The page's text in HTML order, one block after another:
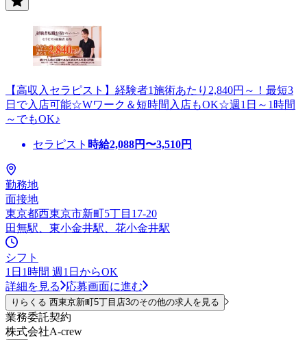
【高収入セラピスト】経験者1施術あたり2,840円～！最短3
日で入店可能☆Wワーク＆短時間入店もOK☆週1日～1時間
～でもOK♪
セラピスト 時給2,088円〜3,510円
勤務地
面接地
東京都西東京市新町5丁目17-20
田無駅、東小金井駅、花小金井駅
シフト
1日1時間 週1日からOK
詳細を見る
応募画面に進む
りらくる 西東京新町5丁目店3のその他の求人を見る
業務委託契約
株式会社A-crew